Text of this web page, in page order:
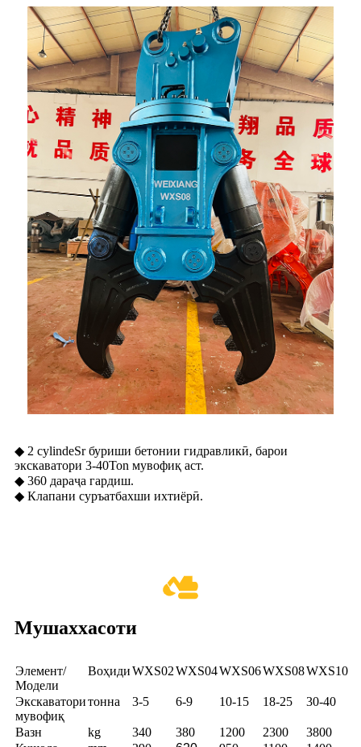
◆ 2 cylindeSr буриши бетонии гидравликӣ, барои
экскаватори 3-40Ton мувофиқ аст.
◆ 360 дараҷа гардиш.
◆ Клапани суръатбахши ихтиёрӣ.
Мушаххасоти
Элемент/
Модели
ВоҳидиWXS02WXS04WXS06WXS08WXS10
Экскаватори
мувофиқ
тонна 3-5 6-9 10-15 18-25 30-40
Вазн kg 340 380 1200 2300
3800